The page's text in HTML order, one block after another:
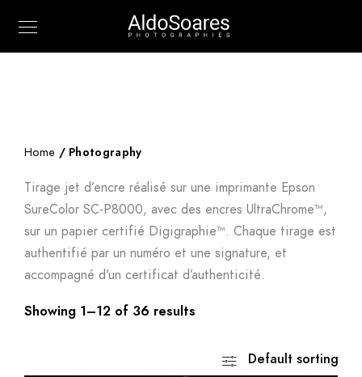
Home / Photography
Tirage jet d’encre réalisé sur une imprimante Epson
SureColor SC-P8000, avec des encres UltraChrome™,
sur un papier certifié Digigraphie™. Chaque tirage est
authentifié par un numéro et une signature, et
accompagné d’un certificat d’authenticité.
Showing 1–12 of 36 results
Default sorting